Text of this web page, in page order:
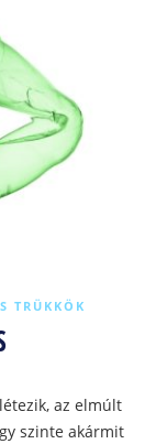
TRÜKKÖK
az elmúlt
szinte akármit